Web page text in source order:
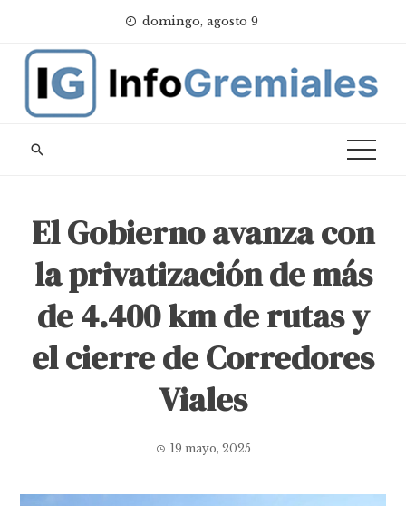
content
domingo, agosto 9
El Gobierno avanza con
la privatización de más
de 4.400 km de rutas y
el cierre de Corredores
Viales
19 mayo, 2025